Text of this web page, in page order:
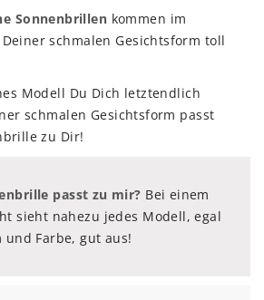
Sonnenbrillen kommen im
schmalen Gesichtsform toll
Modell Du Dich letztendlich
schmalen Gesichtsform passt
zu Dir!
passt zu mir? Bei einem
sieht nahezu jedes Modell, egal
und Farbe, gut aus!